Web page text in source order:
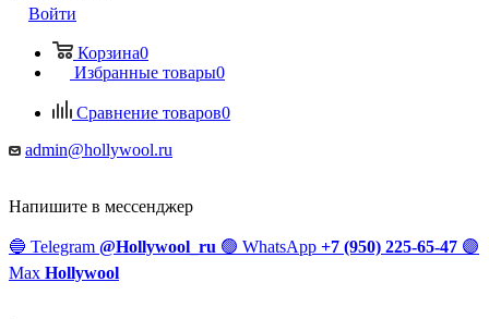
Войти
Корзина0
Избранные товары0
Сравнение товаров0
admin@hollywool.ru
Напишите в мессенджер
🔵 Telegram @Hollywool_ru 🟢 WhatsApp +7 (950) 225-65-47 🟣
Max Hollywool